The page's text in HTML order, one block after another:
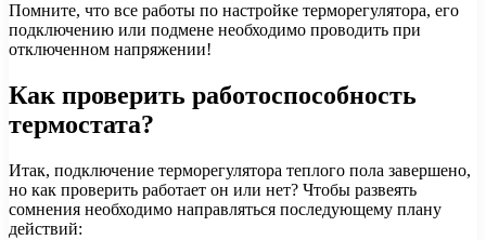
Помните, что все работы по настройке терморегулятора, его
подключению или подмене необходимо проводить при
отключенном напряжении!
Как проверить работоспособность
термостата?
Итак, подключение терморегулятора теплого пола завершено,
но как проверить работает он или нет? Чтобы развеять
сомнения необходимо направляться последующему плану
действий: